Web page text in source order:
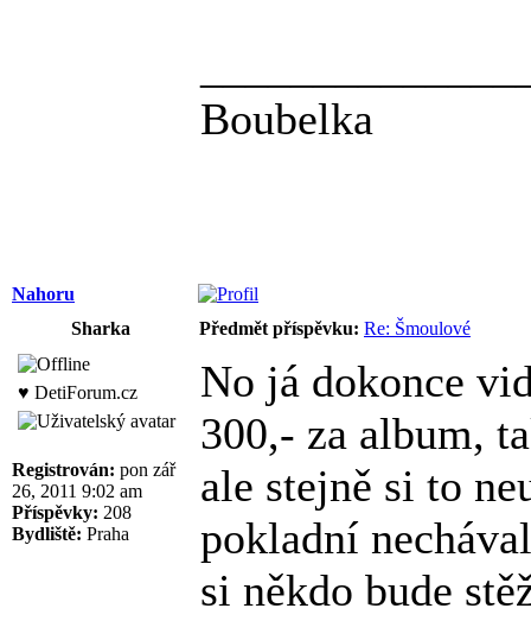
Boubelka
Nahoru
Sharka
Předmět příspěvku: Re: Šmoulové
♥ DetiForum.cz
Registrován: pon zář
26, 2011 9:02 am
Příspěvky: 208
Bydliště: Praha
No já dokonce
300,- za album,
ale stejně si to
pokladní
si někdo bude